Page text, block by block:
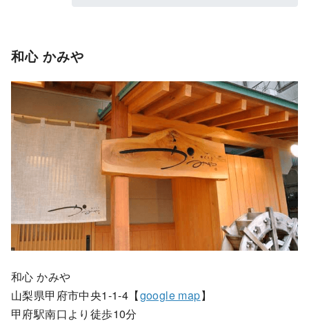
和心 かみや
和心 かみや
山梨県甲府市中央1-1-4【google map】
甲府駅南口より徒歩10分